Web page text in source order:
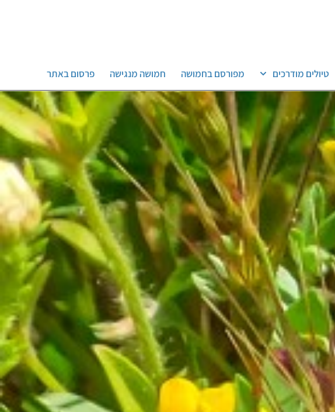
טיולים מודרכים מפורסם בחמושה חמושה מנגישה פרסום באתר